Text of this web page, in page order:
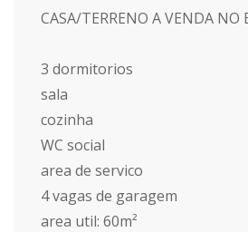
CASA/TERRENO A VENDA NO
3 dormitorios
sala
cozinha
WC social
area de servico
4 vagas de garagem
area util: 60m²